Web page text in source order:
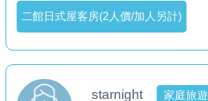
二館日式屋客房(2人價/加人另計)
starnight 家庭旅遊